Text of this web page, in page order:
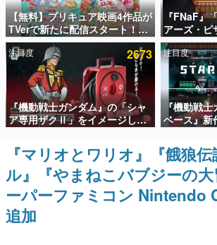
アプリセール情報
インタビュー
連載・特集一覧
殿堂入り記事
SNS拡散数が数千以上！ ページビ
ど。多くの人々に読まれた、電ファ
事をまとめました。
ゲームの企画書
名作ゲームクリエイターの方々に製
聞きし、ヒットする企画（ゲーム）
きます。
【無料】プリキュア映画4作品が
TVerで新たに配信スタート！な
んと2018年～2024年の映画ほぼ
すべてが見放題に、ぶっちゃけ
ありえないラインナップ
『FNaF』
アーズ・ピ
リカの商
Dream」に
事だけで
没入型のホ
注目度 2673
『機動戦士ガンダム』の「シャ
ア専用ザクⅡ」をイメージした
散水ホースリールが予約開始。
本体にはシャアのパーソナルマ
ークやジオン公国軍のエンブレ
ム、型式番号などを配置
注目度
『機動戦
ベース』新
ンダー』発
『マリオとワリオ』『餓狼
ル』『やまねこバブジーの
ーパーファミコン Nintendo
追加